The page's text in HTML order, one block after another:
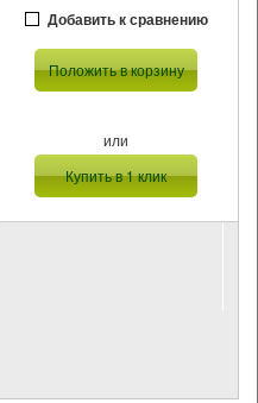
Добавить к сравнению
Положить в корзину
или
Купить в 1 клик